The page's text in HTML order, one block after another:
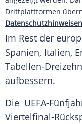
Drittplattformen
Im Rest der
Spanien, Italien,
Tabellen-
aufbessern.
Die UEFA-
Viertelfinal-